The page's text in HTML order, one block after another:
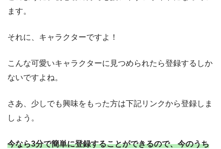
ます。
それに、キャラクターですよ！
こんな可愛いキャラクターに見つめられたら登録するしか
ないですよね。
さあ、少しでも興味をもった方は下記リンクから登録しま
しょう。
今なら3分で簡単に登録することができるので、今のうち